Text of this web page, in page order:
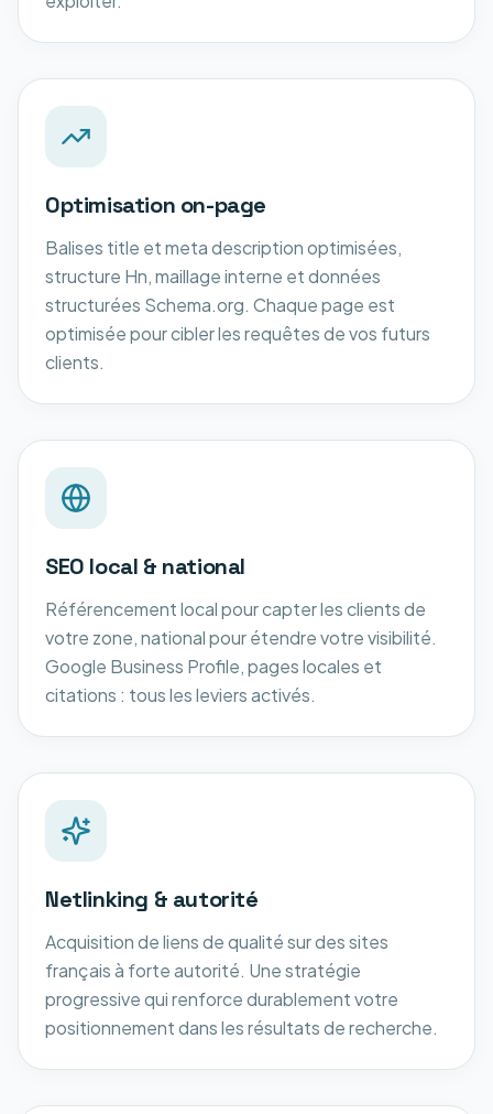
Optimisation on-page
Balises title et meta description optimisées,
structure Hn, maillage interne et données
structurées Schema.org. Chaque page est
optimisée pour cibler les requêtes de vos futurs
clients.
SEO local & national
Référencement local pour capter les clients de
votre zone, national pour étendre votre visibilité.
Google Business Profile, pages locales et
citations : tous les leviers activés.
Netlinking & autorité
Acquisition de liens de qualité sur des sites
français à forte autorité. Une stratégie
progressive qui renforce durablement votre
positionnement dans les résultats de recherche.